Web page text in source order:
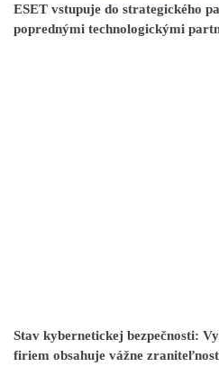
ESET vstupuje do strategického
poprednými technologickými
Stav kybernetickej bezpečnosti:
firiem obsahuje vážne